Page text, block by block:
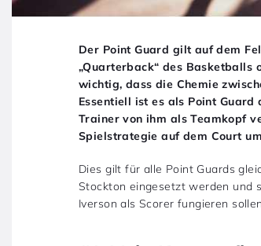
Der Point Guard gilt auf dem
„Quarterback“ des Basketballs
wichtig, dass die Chemie
Essentiell ist es als Point Guard
Trainer von ihm als Teamkopf
Spielstrategie auf dem Court
Dies gilt für alle Point Guards
Stockton eingesetzt werden und
Iverson als Scorer fungieren